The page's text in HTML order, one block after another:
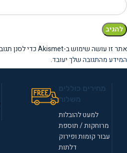
אתר זו עושה שימוש ב-Akismet כדי לסנן תגובות זבל.
המידע מהתגובה שלך יעובד.
למעט להובלות
מרוחקות / תוספת
עבור קומות ופירוק
דלתות